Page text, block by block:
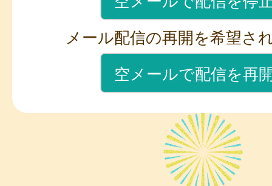
メール配信の再開を希望さ
空メールで配信を再